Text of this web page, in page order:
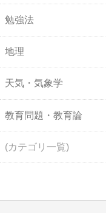
勉強法
地理
天気・気象学
教育問題・教育論
(カテゴリ一覧)